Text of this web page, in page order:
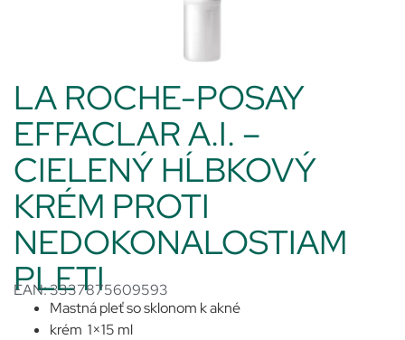
LA ROCHE-POSAY
EFFACLAR A.I. –
CIELENÝ HĹBKOVÝ
KRÉM PROTI
NEDOKONALOSTIAM
PLETI
EAN: 3337875609593
Mastná pleť so sklonom k akné
krém 1×15 ml